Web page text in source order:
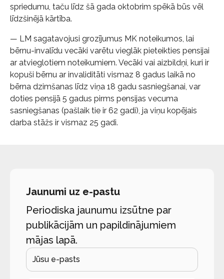
spriedumu, taču līdz šā gada oktobrim spēkā būs vēl
līdzšinējā kārtība.
— LM sagatavojusi grozījumus MK noteikumos, lai
bērnu-invalīdu vecāki varētu vieglāk pieteikties pensijai
ar atvieglotiem noteikumiem. Vecāki vai aizbildņi, kuri ir
kopuši bērnu ar invaliditāti vismaz 8 gadus laikā no
bērna dzimšanas līdz viņa 18 gadu sasniegšanai, var
doties pensijā 5 gadus pirms pensijas vecuma
sasniegšanas (pašlaik tie ir 62 gadi), ja viņu kopējais
darba stāžs ir vismaz 25 gadi.
Jaunumi uz e-pastu
Periodiska jaunumu izsūtne par
publikācijām un papildinājumiem
mājas lapā.